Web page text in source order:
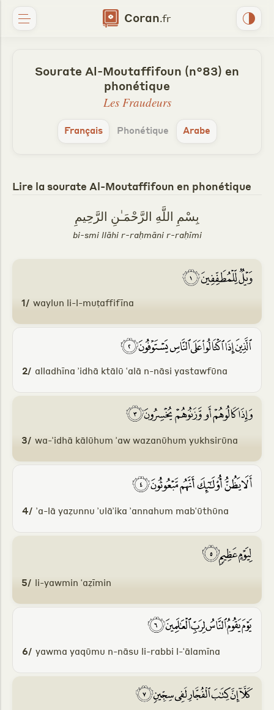
Coran.fr
Sourate Al-Moutaffifoun (n°83) en
phonétique
Les Fraudeurs
Français Phonétique Arabe
Lire la sourate Al-Moutaffifoun en phonétique
بِسْمِ اللَّهِ الرَّحْمَـٰنِ الرَّحِيمِ
bi-smi llāhi r-raḥmāni r-raḥīmi
1/ waylun li-l-muṭaffifīna
2/ alladhīna ʾidhā ktālū ʿalā n-nāsi yastawfūna
3/ wa-ʾidhā kālūhum ʾaw wazanūhum yukhsirūna
4/ ʾa-lā yaẓunnu ʾulāʾika ʾannahum mabʿūthūna
5/ li-yawmin ʿaẓīmin
6/ yawma yaqūmu n-nāsu li-rabbi l-ʿālamīna